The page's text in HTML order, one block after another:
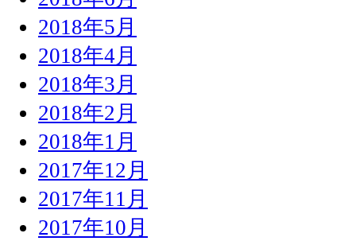
2018年5月
2018年4月
2018年3月
2018年2月
2018年1月
2017年12月
2017年11月
2017年10月